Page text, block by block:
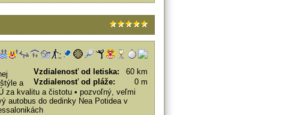
Vzdialenosť od letiska:
60 km
Vzdialenosť od pláže:
0 m
a
za kvalitu a čistotu • pozvoľný, veľmi
autobus do dedinky Nea Potidea v